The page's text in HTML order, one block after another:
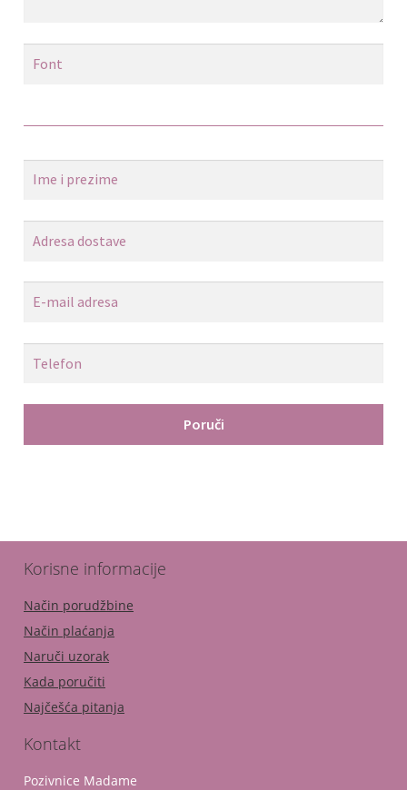
Korisne informacije
Način porudžbine
Način plaćanja
Naruči uzorak
Kada poručiti
Najčešća pitanja
Kontakt
Pozivnice Madame